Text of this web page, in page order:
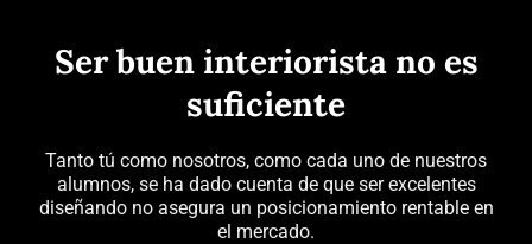
Ser buen interiorista no es
suficiente
Tanto tú como nosotros, como cada uno de nuestros
alumnos, se ha dado cuenta de que ser excelentes
diseñando no asegura un posicionamiento rentable en
el mercado.